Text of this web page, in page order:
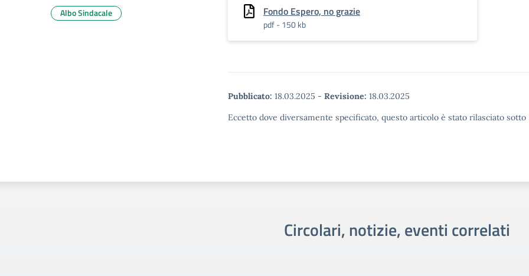
Fondo Espero, no grazie
pdf - 150 kb
Pubblicato: 18.03.2025 - Revisione: 18.03.2025
Eccetto dove diversamente specificato, questo articolo è stato rilasciato
Albo Sindacale
Circolari, notizie, eventi correlati